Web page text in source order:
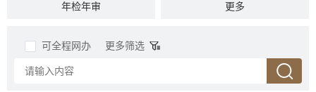
年检年审 税收财务
准营准办
资质认证
更多
可全程网办 更多筛选